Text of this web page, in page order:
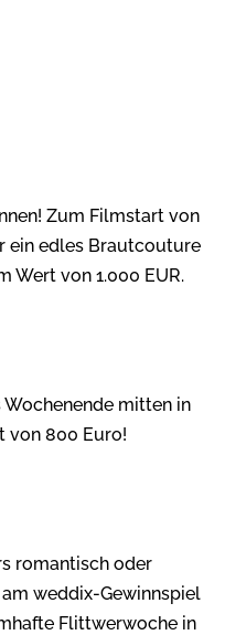
Zum Filmstart von
ein edles Brautcouture
Wert von 1.000 EUR.
Wochenende mitten in
von 800 Euro!
romantisch oder
weddix-Gewinnspiel
Flittwerwoche in